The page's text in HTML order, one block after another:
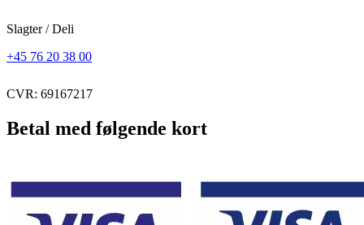
Slagter / Deli
+45 76 20 38 00
CVR: 69167217
Betal med følgende kort